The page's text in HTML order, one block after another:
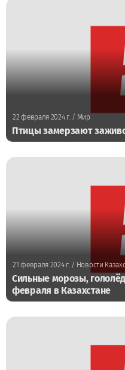
22 февраля 2024 г./ Мир
Птицы замерзают
21 февраля 2024 г. / Новости
Сильные морозы,
февраля в Казахстане